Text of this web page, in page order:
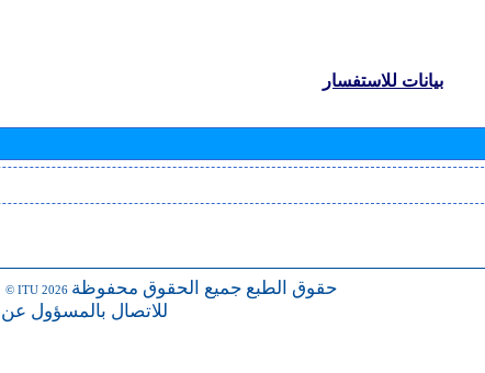
بيانات للاستفسار
© ITU 2026 حقوق الطبع جميع الحقوق محفوظة
للاتصال بالمسؤول